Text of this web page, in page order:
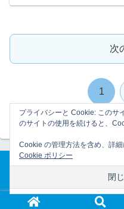
次
1
© 2007-
プライバシーと Cookie: このサ
のサイトの使用を続けると、
Cookie の管理方法を含め、詳
Cookie ポリシー